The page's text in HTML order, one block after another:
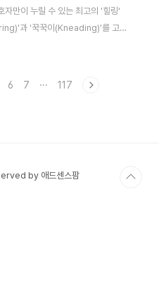
자만이 누릴 수 있는 최고의 '힐링'
과 '꾹꾹이(Kneading)'를 고양
고 있습니다.하지만 만약, 그 나지막
6 7 ··· 117
by 애드센스팜